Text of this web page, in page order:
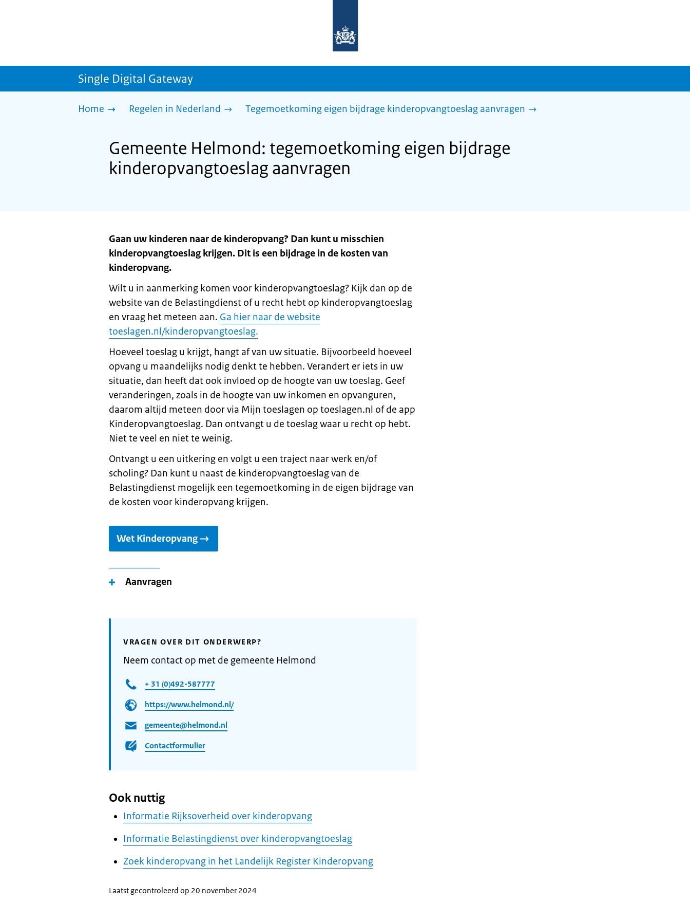
homepage
sdg.rijksoverheid.nl
Single Digital Gateway
Home Regelen in Nederland Tegemoetkoming eigen bijdrage kinderopvangtoeslag aanvragen
Gemeente Helmond: tegemoetkoming eigen bijdrage
kinderopvangtoeslag aanvragen
Gaan uw kinderen naar de kinderopvang? Dan kunt u misschien
kinderopvangtoeslag krijgen. Dit is een bijdrage in de kosten van
kinderopvang.
Wilt u in aanmerking komen voor kinderopvangtoeslag? Kijk dan op de
website van de Belastingdienst of u recht hebt op kinderopvangtoeslag
en vraag het meteen aan. Ga hier naar de website
toeslagen.nl/kinderopvangtoeslag.
Hoeveel toeslag u krijgt, hangt af van uw situatie. Bijvoorbeeld hoeveel
opvang u maandelijks nodig denkt te hebben. Verandert er iets in uw
situatie, dan heeft dat ook invloed op de hoogte van uw toeslag. Geef
veranderingen, zoals in de hoogte van uw inkomen en opvanguren,
daarom altijd meteen door via Mijn toeslagen op toeslagen.nl of de app
Kinderopvangtoeslag. Dan ontvangt u de toeslag waar u recht op hebt.
Niet te veel en niet te weinig.
Ontvangt u een uitkering en volgt u een traject naar werk en/of
scholing? Dan kunt u naast de kinderopvangtoeslag van de
Belastingdienst mogelijk een tegemoetkoming in de eigen bijdrage van
de kosten voor kinderopvang krijgen.
Wet Kinderopvang
Aanvragen
VRAGEN OVER DIT ONDERWERP?
Neem contact op met de gemeente Helmond
+ 31 (0)492-587777
https://www.helmond.nl/
gemeente@helmond.nl
Contactformulier
Ook nuttig
Informatie Rijksoverheid over kinderopvang
Informatie Belastingdienst over kinderopvangtoeslag
Zoek kinderopvang in het Landelijk Register Kinderopvang
Laatst gecontroleerd op 20 november 2024